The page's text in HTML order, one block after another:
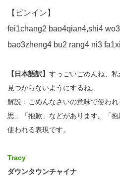
【ピンイン】
fei1chang2 bao4qian4,shi4
bao3zheng4 bu2 rang4 ni3
【日本語訳】 すっごいごめんね、
見つからないようにするね。
解説：ごめんなさいの意味で使わ
思」「抱歉」などがあります。「
使われる表現です。
Tracy
ダウンタウンチャイナ